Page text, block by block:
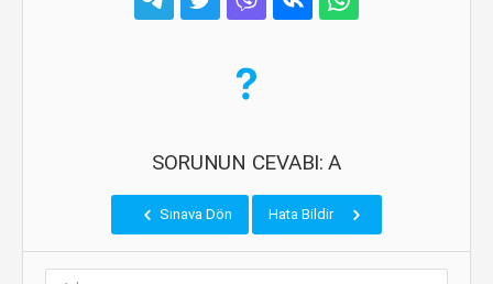
SORUNUN CEVABI: A
Sınava Dön Hata Bildir